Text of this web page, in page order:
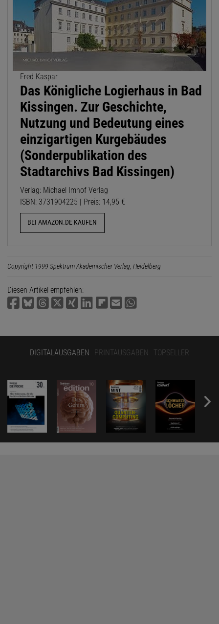
Fred Kaspar
Das Königliche Logierhaus in Bad
Kissingen. Zur Geschichte,
Nutzung und Bedeutung eines
einzigartigen Kurgebäudes
(Sonderpublikation des
Stadtarchivs Bad Kissingen)
Verlag: Michael Imhof Verlag
ISBN: 3731904225 | Preis: 14,95 €
BEI AMAZON.DE KAUFEN
Copyright 1999 Spektrum Akademischer Verlag, Heidelberg
Diesen Artikel empfehlen:
DIGITALAUSGABEN PRINTAUSGABEN TOPSELLER